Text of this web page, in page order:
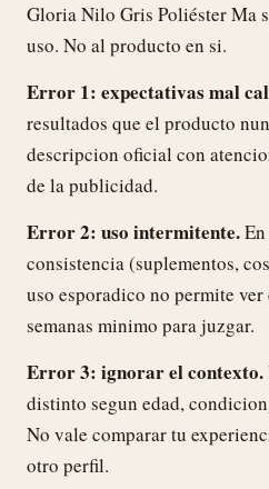
Gloria Nilo Gris Poliéster Ma
uso. No al producto en si.
Error 1: expectativas mal
resultados que el producto
descripcion oficial con
de la publicidad.
Error 2: uso intermitente.
consistencia (suplementos,
uso esporadico no permite
semanas minimo para juzgar.
Error 3: ignorar el contexto.
distinto segun edad,
No vale comparar tu
otro perfil.